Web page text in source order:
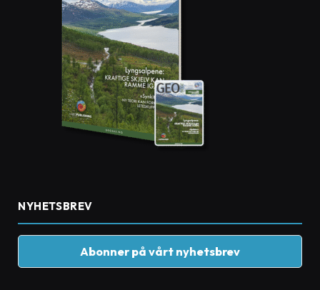
NYHETSBREV
Abonner på vårt nyhetsbrev